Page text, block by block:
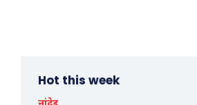
Hot this week